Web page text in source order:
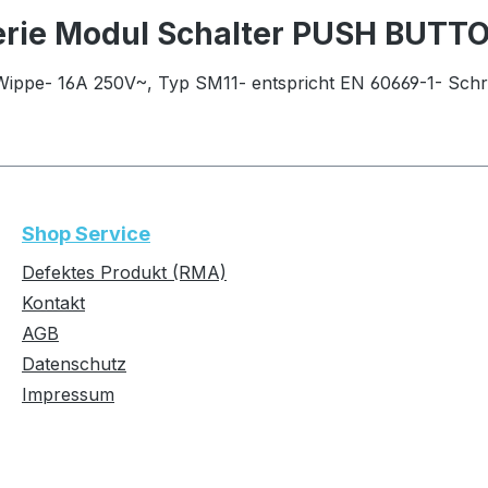
Modul Schalter PUSH
16A 250V~, Typ SM11- entspricht EN 60669-1-
Shop Service
Defektes Produkt (RMA)
Kontakt
AGB
Datenschutz
Impressum